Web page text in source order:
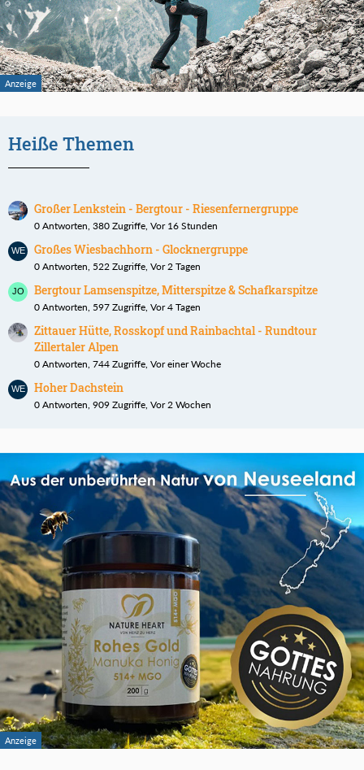
Heiße Themen
Großer Lenkstein - Bergtour - Riesenfernergruppe
0 Antworten, 380 Zugriffe, Vor 16 Stunden
Großes Wiesbachhorn - Glocknergruppe
0 Antworten, 522 Zugriffe, Vor 2 Tagen
Bergtour Lamsenspitze, Mitterspitze & Schafkarspitze
0 Antworten, 597 Zugriffe, Vor 4 Tagen
Zittauer Hütte, Rosskopf und Rainbachtal - Rundtour
Zillertaler Alpen
0 Antworten, 744 Zugriffe, Vor einer Woche
Hoher Dachstein
0 Antworten, 909 Zugriffe, Vor 2 Wochen